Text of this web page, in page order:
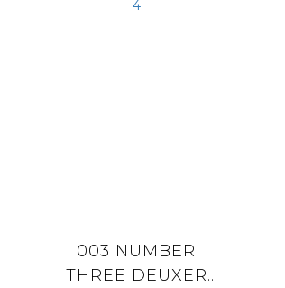
003 NUMBER
THREE DEUXER